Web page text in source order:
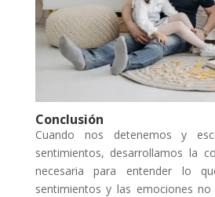
Conclusión
Cuando nos detenemos y
sentimientos, desarrollamos la
necesaria para entender lo
sentimientos y las emociones